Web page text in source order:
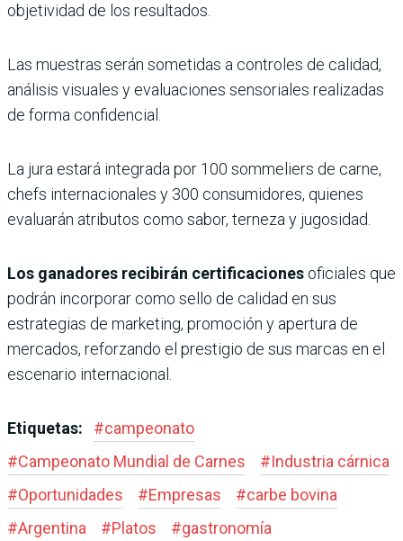
objetividad de los resultados.
Las muestras serán sometidas a controles de calidad,
análisis visuales y evaluaciones sensoriales realizadas
de forma confidencial.
La jura estará integrada por 100 sommeliers de carne,
chefs internacionales y 300 consumidores, quienes
evaluarán atributos como sabor, terneza y jugosidad.
Los ganadores recibirán certificaciones oficiales que
podrán incorporar como sello de calidad en sus
estrategias de marketing, promoción y apertura de
mercados, reforzando el prestigio de sus marcas en el
escenario internacional.
Etiquetas: #campeonato
#Campeonato Mundial de Carnes #Industria cárnica
#Oportunidades #Empresas #carbe bovina
#Argentina #Platos #gastronomía